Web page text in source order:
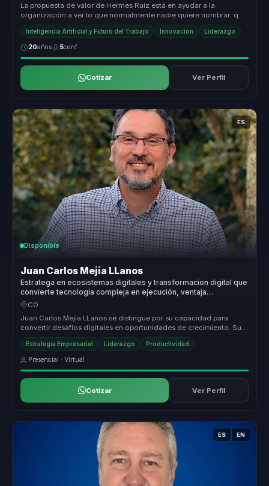
La propuesta de valor de Hermes Ruiz está en ayudar a la
organización a ver lo que normalmente nadie quiere nombrar: que
el problema no e...
Inteligencia Artificial y Futuro del Trabajo Innovación Liderazgo
20años 5conf.
Cotizar Ver Perfil
ES
Disponible
Juan Carlos Mejia LLanos
Estratega en ecosistemas digitales y transformacion digital que
convierte tecnología compleja en ejecución, ventaja
competitiva y decisiones para empresas.
CO
Juan Carlos Mejia LLanos se distingue por su capacidad para
convertir desafíos digitales en oportunidades de crecimiento. Su
enfoque únic...
Estrategia Empresarial Liderazgo Productividad
Presencial · Virtual
Cotizar Ver Perfil
ES EN